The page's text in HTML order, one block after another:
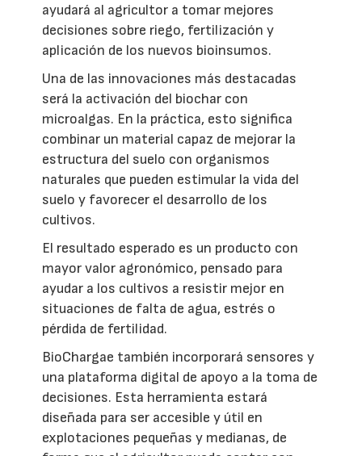
ayudará al agricultor a tomar mejores
decisiones sobre riego, fertilización y
aplicación de los nuevos bioinsumos.
Una de las innovaciones más destacadas
será la activación del biochar con
microalgas. En la práctica, esto significa
combinar un material capaz de mejorar la
estructura del suelo con organismos
naturales que pueden estimular la vida del
suelo y favorecer el desarrollo de los
cultivos.
El resultado esperado es un producto con
mayor valor agronómico, pensado para
ayudar a los cultivos a resistir mejor en
situaciones de falta de agua, estrés o
pérdida de fertilidad.
BioChargae también incorporará sensores y
una plataforma digital de apoyo a la toma de
decisiones. Esta herramienta estará
diseñada para ser accesible y útil en
explotaciones pequeñas y medianas, de